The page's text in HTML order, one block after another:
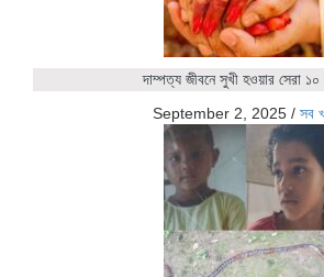
দাম্পত্য জীবনে সুখী হওয়ার সেরা ১০
September 2, 2025 / সব